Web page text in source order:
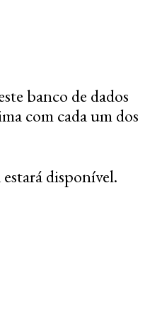
banco de dados
com cada um dos
disponível.